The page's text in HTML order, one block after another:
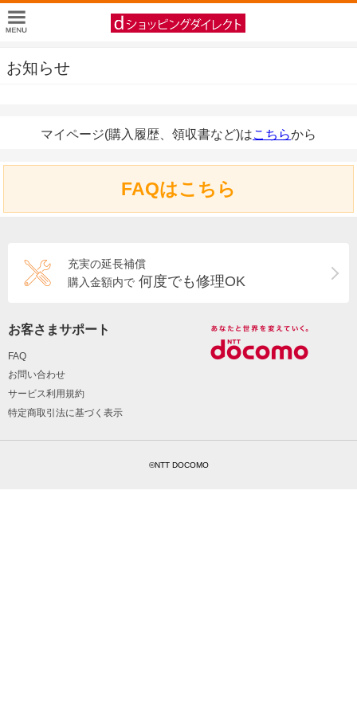
お知らせ
マイページ(購入履歴、領収書など)はこちらから
FAQはこちら
充実の延長補償
購入金額内で 何度でも修理OK
お客さまサポート
FAQ
お問い合わせ
サービス利用規約
特定商取引法に基づく表示
©NTT DOCOMO